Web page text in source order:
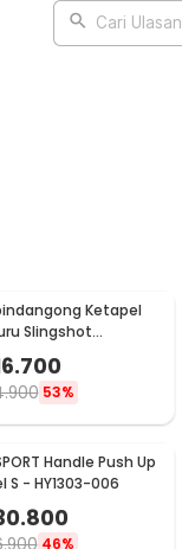
Cari Ulasan
Ketapel
Slingshot
Alloy - OD-014
53%
Handle Push Up
S - HY1303-006
46%